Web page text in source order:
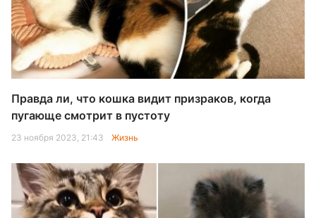
Правда ли, что кошка видит призраков, когда
пугающе смотрит в пустоту
23 ноября 2023, 21:43 Жизнь